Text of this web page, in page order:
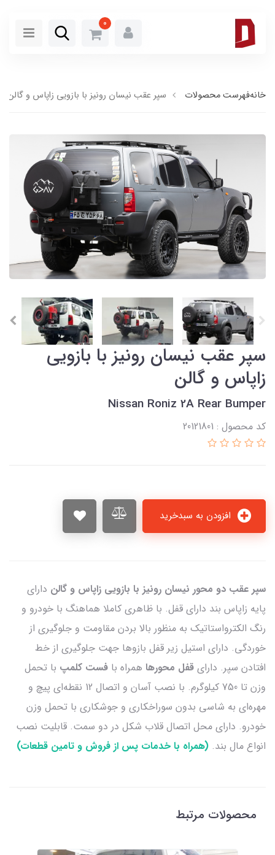
0
خانهفهرست محصولات سپر عقب نیسان رونیز با بازویی زاپاس و گالن
سپر عقب نیسان رونیز با بازویی
زاپاس و گالن
Nissan Roniz 2A Rear Bumper
کد محصول : 20121801
سپر عقب دو محور نیسان رونیز با بازویی زاپاس و گالن دارای
پایه زاپاس بند دارای قفل. با ظاهری کاملا هماهنگ با خودرو و
رنگ الکترواستاتیک به منظور بالا بردن مقاومت و جلوگیری از
خوردگی. دارای استیل زیر قفل بازوها جهت جلوگیری از خط
افتادن سپر. دارای قفل محورها همراه با فست کلمپ با تحمل
وزن تا 750 کیلوگرم. با نصب آسان و اتصال 12 نقطه‌ای پیچ و
مهره‌ای به شاسی بدون سوراخکاری و جوشکاری با تحمل وزن
خودرو. دارای محل اتصال قلاب شکل در دو سمت. قابلیت نصب
انواع مال بند. (همراه با خدمات پس از فروش و تامین قطعات)
محصولات مرتبط